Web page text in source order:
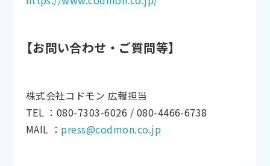
【お問い合わせ・ご質問等】
株式会社コドモン 広報担当
TEL ：080-7303-6026 / 080-4466-6738
MAIL ： press@codmon.co.jp